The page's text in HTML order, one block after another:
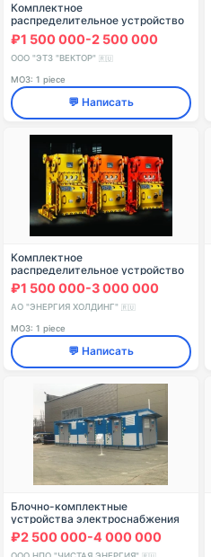
Комплектное
распределительное устройство
«Классика» серии D-12РТ
₽1 500 000-2 500 000
ООО "ЭТЗ "ВЕКТОР" 🇷🇺
МОЗ: 1 piece
💬 Написать
Комплектное
распределительное устройство
КРУВ-6/10М-УХЛ5-ВВ
₽1 500 000-3 000 000
АО "ЭНЕРГИЯ ХОЛДИНГ" 🇷🇺
МОЗ: 1 piece
💬 Написать
Блочно-комплектные
устройства электроснабжения
типа БКЭС-ЧЭ мощностью не
более 75 кВА, исполнения 400
₽2 500 000-4 000 000